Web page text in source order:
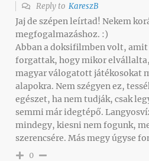
Reply to KareszB
Jaj de szépen leírtad! Nekem
megfogalmazáshoz. :)
Abban a doksifilmben volt,
forgattak, hogy mikor
magyar válogatott játékosokat
alapokra. Nem szégyen ez,
egészet, ha nem tudják, csak
semmi már idegtépő.
mindegy, kiesni nem fogunk,
szerencsére. Más megy úgyse
0